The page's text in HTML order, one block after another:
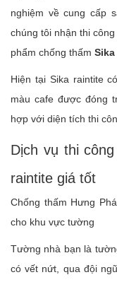
nghiệm về cung cấp
chúng tôi nhận thi
phẩm chống thấm
Hiện tại Sika raintite
màu cafe được đóng
hợp với diện tích thi
Dịch vụ thi
raintite giá tốt
Chống thấm Hưng
cho khu vực tường
Tường nhà bạn là
có vết nứt, qua đội